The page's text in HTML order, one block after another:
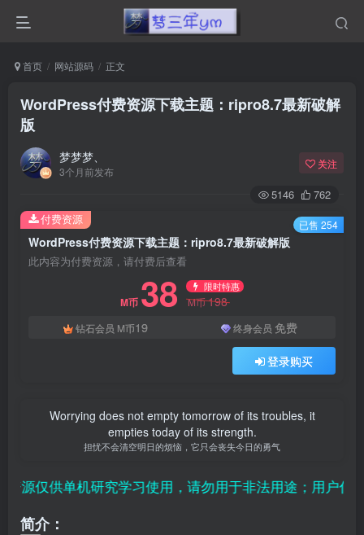
首页 网站源码 正文
WordPress付费资源下载主题：ripro8.7最新破解
版
梦梦梦、
3个月前发布
关注
5146 762
WordPress付费资源下载主题：ripro8.7最新破解版
此内容为付费资源，请付费后查看
M币 38 限时特惠
M币198
钻石会员 M币19 终身会员 免费
登录购买
付费资源 已售 254
Worrying does not empty tomorrow of its troubles, it
empties today of its strength.
担忧不会清空明日的烦恼，它只会丧失今日的勇气
仅供单机研究学习使用，请勿用于非法用途；用户付费
简介：